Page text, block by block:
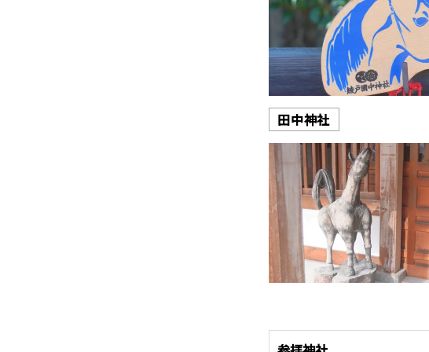
田中神社